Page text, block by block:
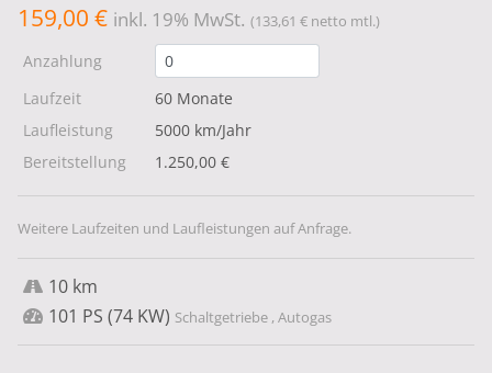
159,00 € inkl. 19% MwSt. (133,61 € netto mtl.)
Anzahlung
Laufzeit
60 Monate
Laufleistung
5000 km/Jahr
Bereitstellung
1.250,00 €
Weitere Laufzeiten und Laufleistungen auf Anfrage.
10 km
101 PS (74 KW) Schaltgetriebe , Autogas